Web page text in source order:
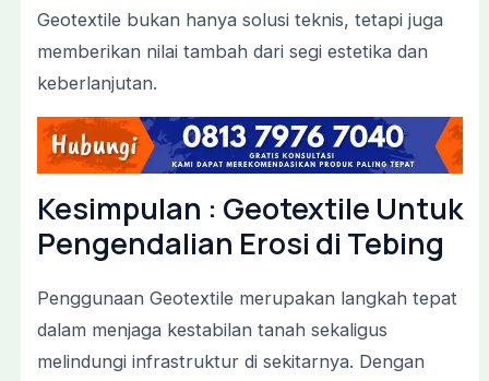
Geotextile bukan hanya solusi teknis, tetapi juga
memberikan nilai tambah dari segi estetika dan
keberlanjutan.
Kesimpulan : Geotextile Untuk
Pengendalian Erosi di Tebing
Penggunaan Geotextile merupakan langkah tepat
dalam menjaga kestabilan tanah sekaligus
melindungi infrastruktur di sekitarnya. Dengan